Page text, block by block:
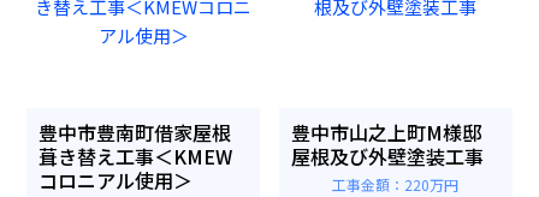
豊中市豊南町借家屋根
葺き替え工事＜KMEW
コロニアル使用＞
豊中市山之上町M様邸
屋根及び外壁塗装工事
工事金額：220万円